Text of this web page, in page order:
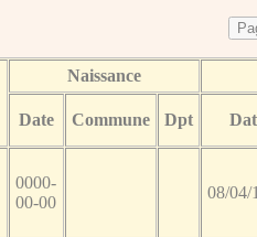
Naissance
Date Commune Dpt
0000-
00-00
08/04/